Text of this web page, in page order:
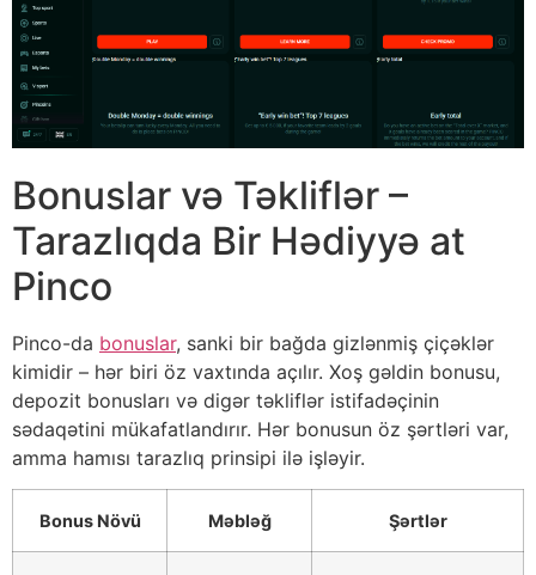
Bonuslar və Təkliflər –
Tarazlıqda Bir Hədiyyə at
Pinco
Pinco-da bonuslar, sanki bir bağda gizlənmiş çiçəklər
kimidir – hər biri öz vaxtında açılır. Xoş gəldin bonusu,
depozit bonusları və digər təkliflər istifadəçinin
sədaqətini mükafatlandırır. Hər bonusun öz şərtləri var,
amma hamısı tarazlıq prinsipi ilə işləyir.
Bonus Növü Məbləğ Şərtlər